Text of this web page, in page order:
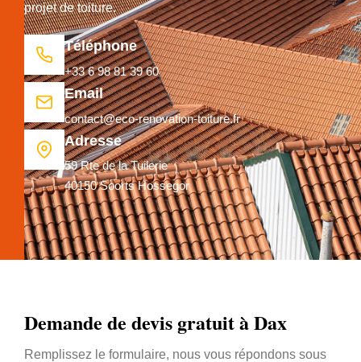
projet de toiture.
Téléphone
+33 6 98 81 39 60
Email
contact@eco-renovation-toiture.fr
Adresse
59 Rte de la Tuilerie
40150 Soorts Hossegor
Demande de devis gratuit à Dax
Remplissez le formulaire, nous vous répondons sous